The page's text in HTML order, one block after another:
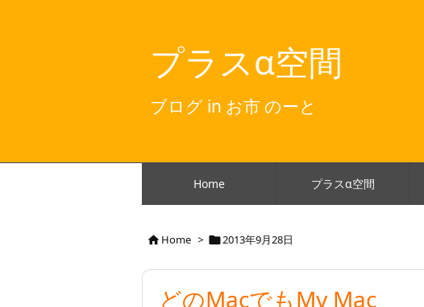
プラスα空間
ブログ in お市 のーと
Home プラスα空間
Home > 2013年9月28日
どのMacでもMy Mac